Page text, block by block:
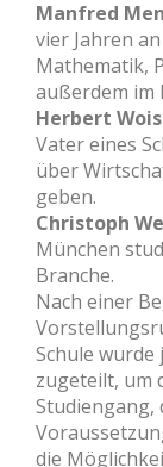
Manfred
vier Jahren
Mathematik,
außerdem im
Herbert
Vater eines
über
geben.
Christoph
München
Branche.
Nach einer
Schule
zugeteilt, um
Studiengang,
die